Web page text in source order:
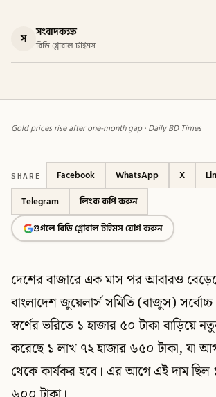
স সংবাদকক্ষ
বিডি গ্লোবাল টাইমস
Gold prices rise after one-month gap · Daily BD Times
SHARE Facebook WhatsApp X
Telegram
লিংক কপি করুন
গুগলে বিডি গ্লোবাল টাইমস যোগ করুন
দেশের বাজারে এক মাস পর আবারও
বাংলাদেশ জুয়েলার্স সমিতি (বাজুস) সর্বোচ্চ
স্বর্ণের ভরিতে ১ হাজার ৫০ টাকা বাড়িয়ে
করেছে ১ লাখ ৭২ হাজার ৬৫০ টাকা, যা
থেকে কার্যকর হবে। এর আগে এই দাম ছিল